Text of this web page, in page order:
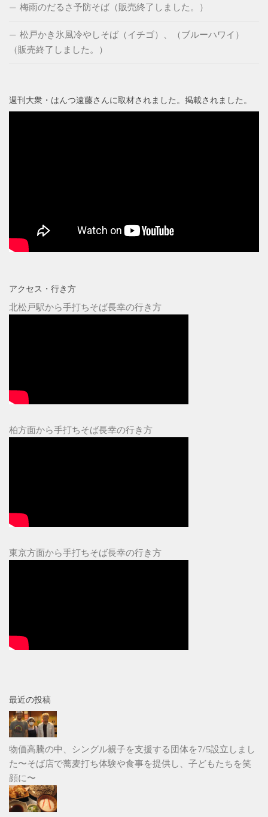
梅雨のだるさ予防そば（販売終了しました。）
松戸かき氷風冷やしそば（イチゴ）、（ブルーハワイ）
（販売終了しました。）
週刊大衆・はんつ遠藤さんに取材されました。掲載されました。
アクセス・行き方
北松戸駅から手打ちそば長幸の行き方
柏方面から手打ちそば長幸の行き方
東京方面から手打ちそば長幸の行き方
最近の投稿
物価高騰の中、シングル親子を支援する団体を7/5設立しまし
た〜そば店で蕎麦打ち体験や食事を提供し、子どもたちを笑
顔に〜